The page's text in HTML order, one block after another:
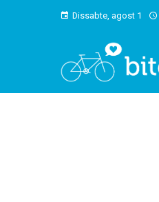
Dissabte, agost 1